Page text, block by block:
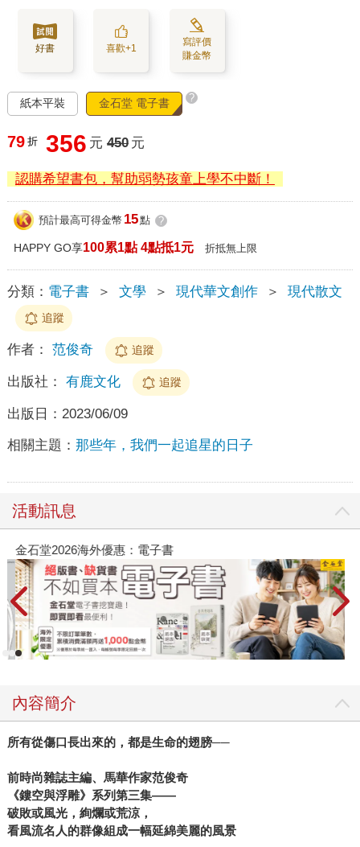
好書 喜歡+1
寫評價
賺金幣
紙本平裝 金石堂 電子書 ?
79 折 356 元 450 元
認購希望書包，幫助弱勢孩童上學不中斷！
預計最高可得金幣 15點 ?
HAPPY GO享100累1點 4點抵1元 折抵無上限
分類： 電子書 ＞ 文學 ＞ 現代華文創作 ＞ 現代散文
追蹤
作者： 范俊奇 追蹤
出版社： 有鹿文化 追蹤
出版日： 2023/06/09
相關主題： 那些年，我們一起追星的日子
活動訊息
金石堂2026海外優惠：電子書
內容簡介
所有從傷口長出來的，都是生命的翅膀──
前時尚雜誌主編、馬華作家范俊奇
《鏤空與浮雕》系列第三集——
破敗或風光，絢爛或荒涼，
看風流名人的群像組成一幅延綿美麗的風景